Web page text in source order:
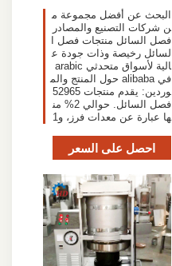
البحث عن أفضل مجموعة م
ن شركات التصنيع والمصادر
فصل السائل منتجات فصل ا
لسائل رخيصة وذات جودة ع
الية لأسواق متحدثي arabic
في alibaba حول المنتج والم
وردين: يقدم منتجات 52965
فصل السائل. حوالي 2% من
ها عبارة عن معدات فرز، و1
احصل على السعر